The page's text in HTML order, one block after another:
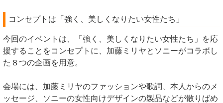
コンセプトは「強く、美しくなりたい女性たち」
今回のイベントは、「強く、美しくなりたい女性たち」を応
援することをコンセプトに、加藤ミリヤとソニーがコラボし
た８つの企画を用意。
会場には、加藤ミリヤのファッションや歌詞、本人からのメ
ッセージ、ソニーの女性向けデザインの製品などが散りばめ